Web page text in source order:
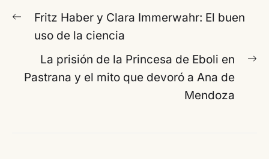
Navegación
entradas
Entrada
anterior:
Fritz Haber y Clara Immerwahr: El buen
uso de la ciencia
La prisión de la Princesa de Eboli en
Pastrana y el mito que devoró a Ana de
Mendoza